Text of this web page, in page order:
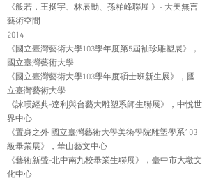
《般若，王挺宇、林辰勳、孫柏峰聯展 》- 大美無言
藝術空間
2014
《國立臺灣藝術大學103學年度第5屆袖珍雕塑展》，
國立臺灣藝術大學
《國立臺灣藝術大學103學年度碩士班新生展》，國
立臺灣藝術大學
《詠嘆經典-達利與台藝大雕塑系師生聯展》，中悅世
界中心
《置身之外 國立臺灣藝術大學美術學院雕塑學系103
級畢業展》，華山藝文中心
《藝術新聲-北中南九校畢業生聯展》，臺中市大墩文
化中心